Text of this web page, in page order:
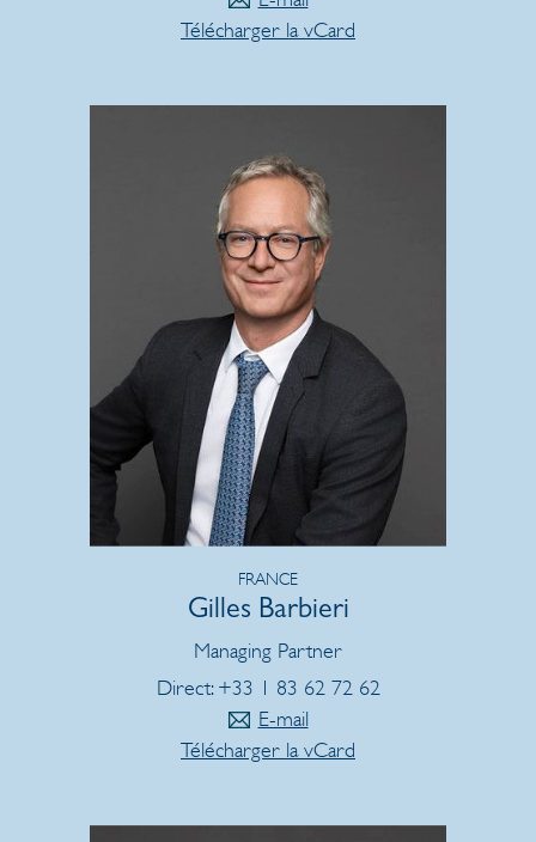
Télécharger la vCard
FRANCE
Gilles Barbieri
Managing Partner
Direct: +33 1 83 62 72 62
E-mail
Télécharger la vCard